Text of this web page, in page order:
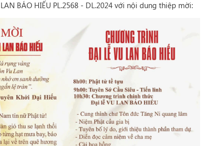
BÁO HIẾU PL.2568 - DL.2024 với nội dung thiệp mời: